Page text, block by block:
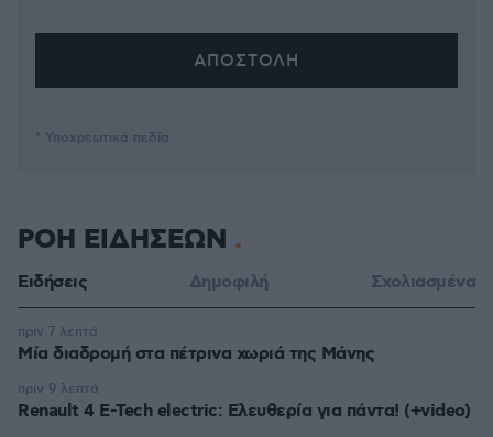
* Υποχρεωτικά πεδία
ΡΟΗ ΕΙΔΗΣΕΩΝ
Ειδήσεις Δημοφιλή Σχολιασμένα
Μία διαδρομή στα πέτρινα χωριά της Μάνης
πριν 7 λεπτά
Renault 4 E-Tech electric: Ελευθερία για πάντα! (+video)
πριν 9 λεπτά